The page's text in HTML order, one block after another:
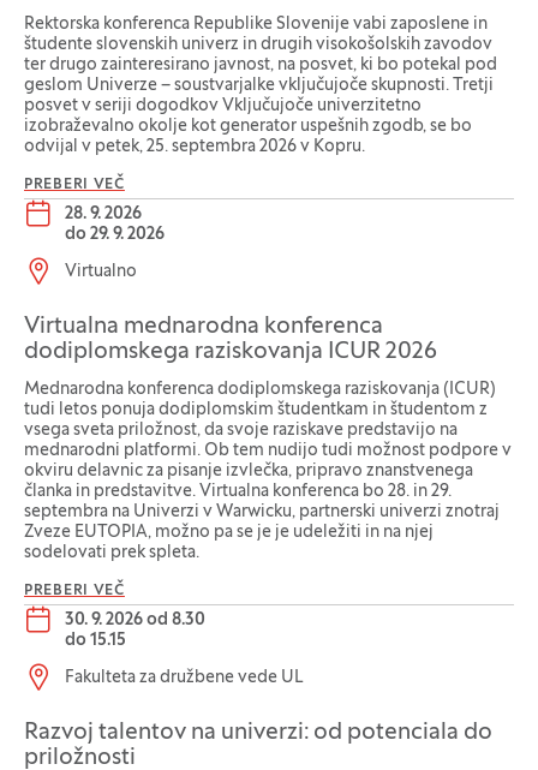
Rektorska konferenca Republike Slovenije vabi zaposlene in
študente slovenskih univerz in drugih visokošolskih zavodov
ter drugo zainteresirano javnost, na posvet, ki bo potekal pod
geslom Univerze – soustvarjalke vključujoče skupnosti. Tretji
posvet v seriji dogodkov Vključujoče univerzitetno
izobraževalno okolje kot generator uspešnih zgodb, se bo
odvijal v petek, 25. septembra 2026 v Kopru.
PREBERI VEČ
Datum dogodka:
28. 9. 2026
do 29. 9. 2026
Lokacija dogodka:
Virtualno
Virtualna mednarodna konferenca
dodiplomskega raziskovanja ICUR 2026
Mednarodna konferenca dodiplomskega raziskovanja (ICUR)
tudi letos ponuja dodiplomskim študentkam in študentom z
vsega sveta priložnost, da svoje raziskave predstavijo na
mednarodni platformi. Ob tem nudijo tudi možnost podpore v
okviru delavnic za pisanje izvlečka, pripravo znanstvenega
članka in predstavitve. Virtualna konferenca bo 28. in 29.
septembra na Univerzi v Warwicku, partnerski univerzi znotraj
Zveze EUTOPIA, možno pa se je je udeležiti in na njej
sodelovati prek spleta.
PREBERI VEČ
Datum dogodka:
30. 9. 2026 od 8.30
do 15.15
Lokacija dogodka:
Fakulteta za družbene vede UL
Razvoj talentov na univerzi: od potenciala do
priložnosti